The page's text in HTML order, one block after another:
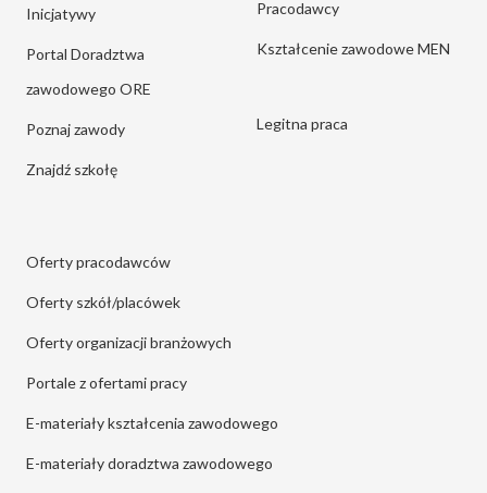
Inicjatywy
Portal Doradztwa
zawodowego ORE
Poznaj zawody
Znajdź szkołę
Pracodawcy
Kształcenie zawodowe MEN
Legitna praca
Oferty pracodawców
Oferty szkół/placówek
Oferty organizacji branżowych
Portale z ofertami pracy
E-materiały kształcenia zawodowego
E-materiały doradztwa zawodowego